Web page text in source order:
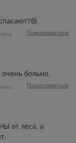
Пожаловаться
больно.
Пожаловаться
от леса, а